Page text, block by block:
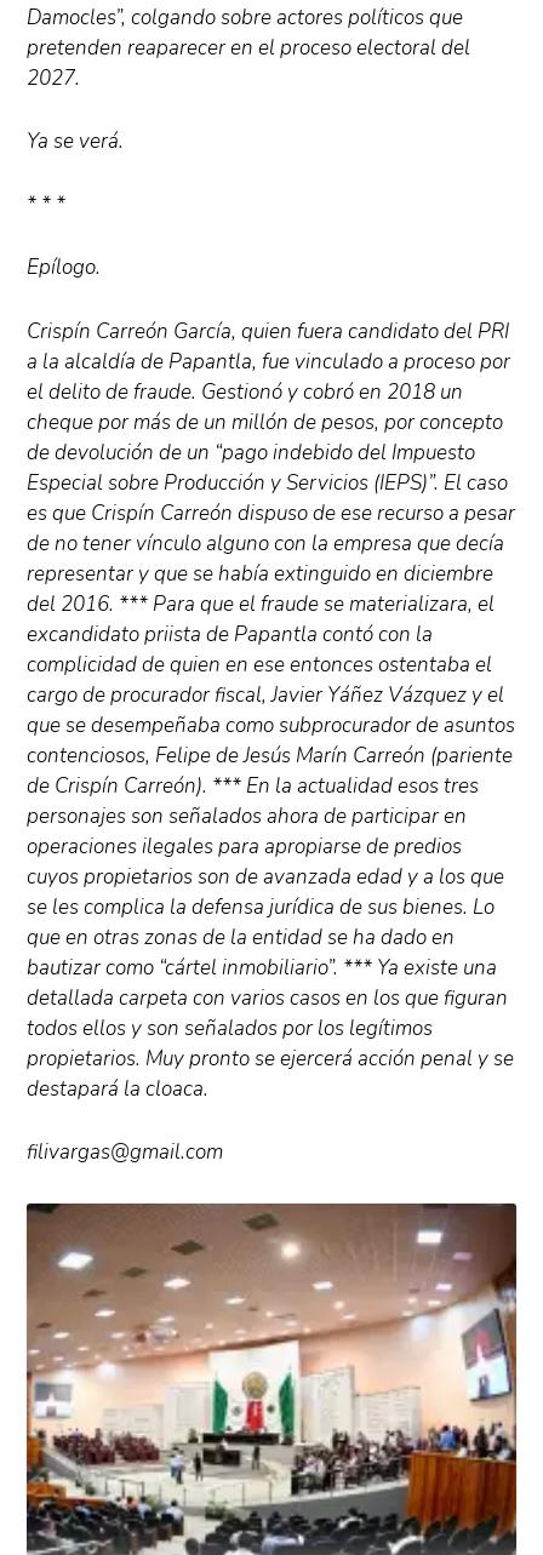
Damocles”, colgando sobre actores políticos que
pretenden reaparecer en el proceso electoral del
2027.
Ya se verá.
* * *
Epílogo.
Crispín Carreón García, quien fuera candidato del PRI
a la alcaldía de Papantla, fue vinculado a proceso por
el delito de fraude. Gestionó y cobró en 2018 un
cheque por más de un millón de pesos, por concepto
de devolución de un “pago indebido del Impuesto
Especial sobre Producción y Servicios (IEPS)”. El caso
es que Crispín Carreón dispuso de ese recurso a pesar
de no tener vínculo alguno con la empresa que decía
representar y que se había extinguido en diciembre
del 2016. *** Para que el fraude se materializara, el
excandidato priista de Papantla contó con la
complicidad de quien en ese entonces ostentaba el
cargo de procurador fiscal, Javier Yáñez Vázquez y el
que se desempeñaba como subprocurador de asuntos
contenciosos, Felipe de Jesús Marín Carreón (pariente
de Crispín Carreón). *** En la actualidad esos tres
personajes son señalados ahora de participar en
operaciones ilegales para apropiarse de predios
cuyos propietarios son de avanzada edad y a los que
se les complica la defensa jurídica de sus bienes. Lo
que en otras zonas de la entidad se ha dado en
bautizar como “cártel inmobiliario”. *** Ya existe una
detallada carpeta con varios casos en los que figuran
todos ellos y son señalados por los legítimos
propietarios. Muy pronto se ejercerá acción penal y se
destapará la cloaca.
filivargas@gmail.com